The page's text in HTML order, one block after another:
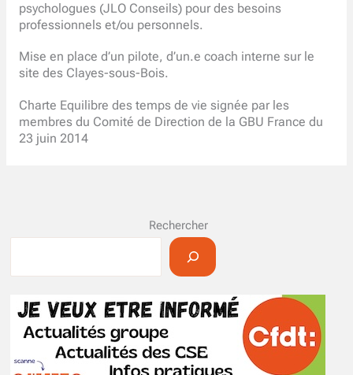
psychologues (JLO Conseils) pour des besoins
professionnels et/ou personnels.
Mise en place d’un pilote, d’un.e coach interne sur le
site des Clayes-sous-Bois.
Charte Equilibre des temps de vie signée par les
membres du Comité de Direction de la GBU France du
23 juin 2014
Rechercher